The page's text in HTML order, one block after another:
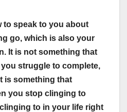
to speak to you about
go, which is also your
It is not something that
struggle to complete,
is something that
you stop clinging to
to in your life right